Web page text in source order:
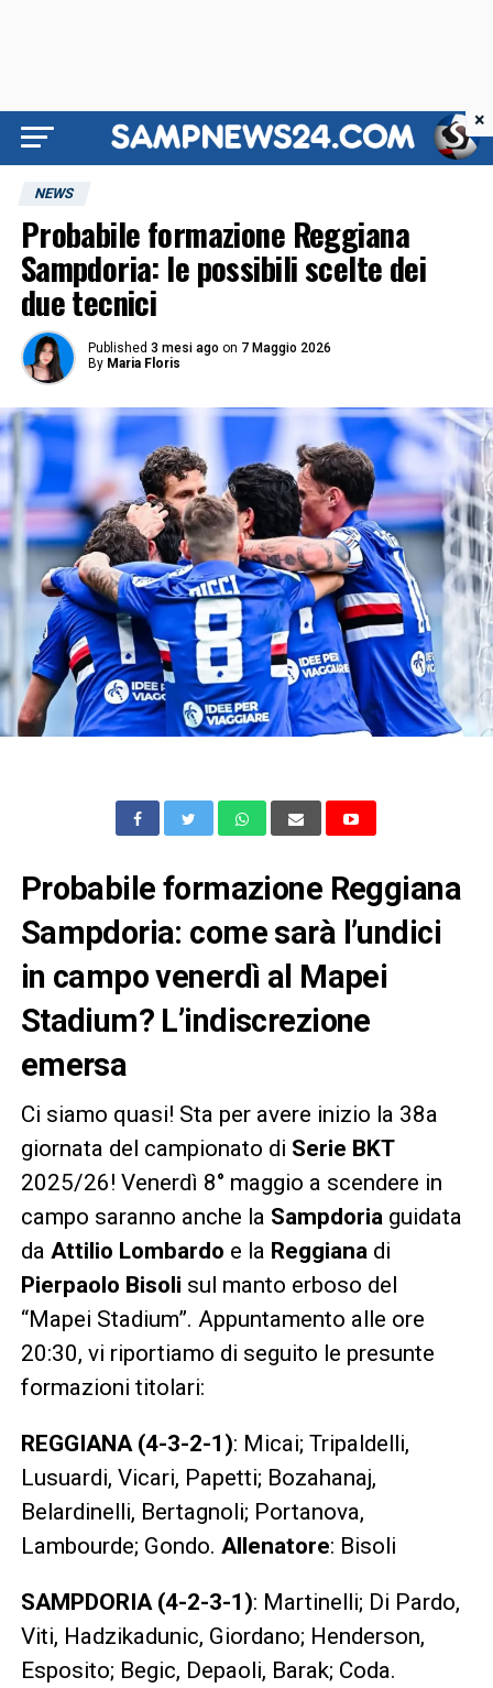
NEWS
Probabile formazione Reggiana
Sampdoria: le possibili scelte dei
due tecnici
Published 3 mesi ago on 7 Maggio 2026
By Maria Floris
Probabile formazione Reggiana
Sampdoria: come sarà l’undici
in campo venerdì al Mapei
Stadium? L’indiscrezione
emersa
Ci siamo quasi! Sta per avere inizio la 38a
giornata del campionato di Serie BKT
2025/26! Venerdì 8° maggio a scendere in
campo saranno anche la Sampdoria guidata
da Attilio Lombardo e la Reggiana di
Pierpaolo Bisoli sul manto erboso del
“Mapei Stadium”. Appuntamento alle ore
20:30, vi riportiamo di seguito le presunte
formazioni titolari:
REGGIANA (4-3-2-1): Micai; Tripaldelli,
Lusuardi, Vicari, Papetti; Bozahanaj,
Belardinelli, Bertagnoli; Portanova,
Lambourde; Gondo. Allenatore: Bisoli
SAMPDORIA (4-2-3-1): Martinelli; Di Pardo,
Viti, Hadzikadunic, Giordano; Henderson,
Esposito; Begic, Depaoli, Barak; Coda.
×